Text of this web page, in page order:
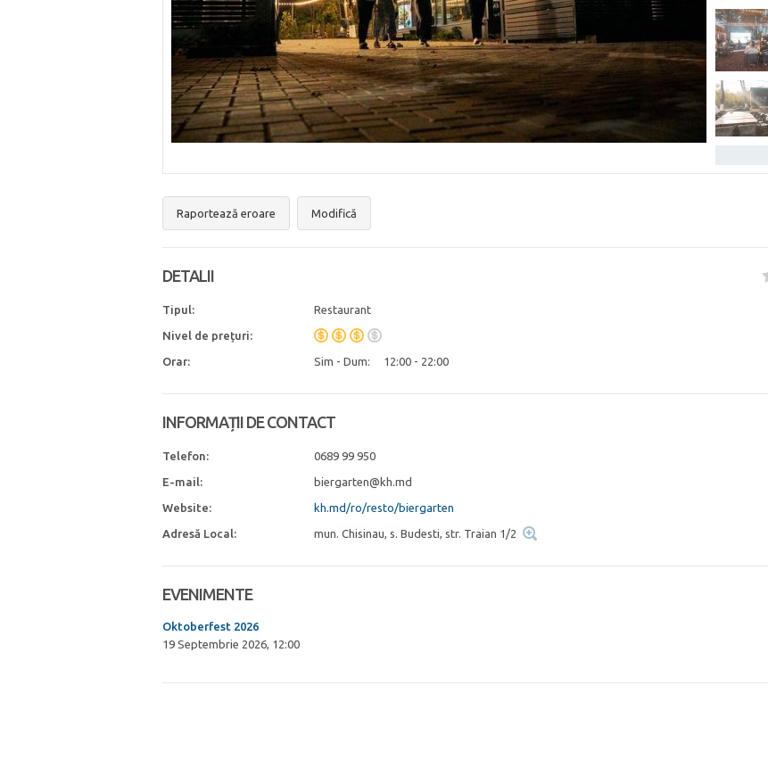
Raportează eroare Modifică
DETALII
Tipul: Restaurant
Nivel de prețuri:
Orar: Sim - Dum: 12:00 - 22:00
INFORMAȚII DE CONTACT
Telefon: 0689 99 950
E-mail: biergarten@kh.md
Website: kh.md/ro/resto/biergarten
Adresă Local: mun. Chisinau, s. Budesti, str. Traian 1/2
EVENIMENTE
Oktoberfest 2026
19 Septembrie 2026, 12:00